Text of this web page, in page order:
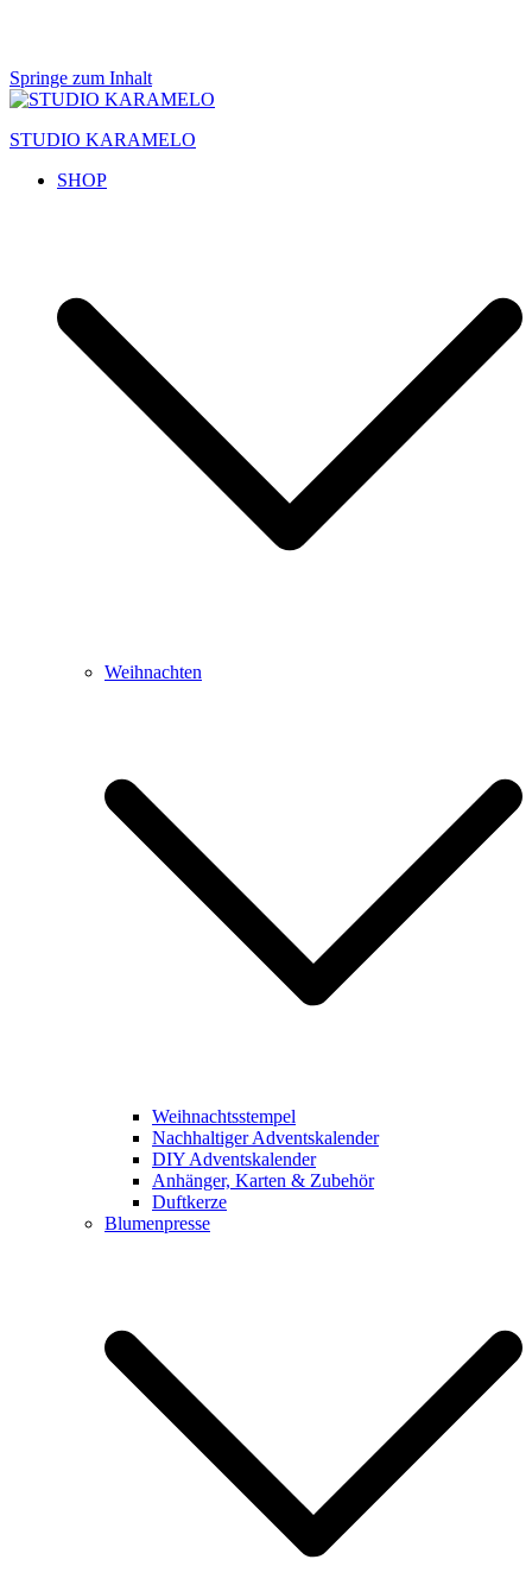
Springe zum Inhalt
STUDIO KARAMELO
SHOP
Weihnachten
Weihnachtsstempel
Nachhaltiger Adventskalender
DIY Adventskalender
Anhänger, Karten & Zubehör
Duftkerze
Blumenpresse